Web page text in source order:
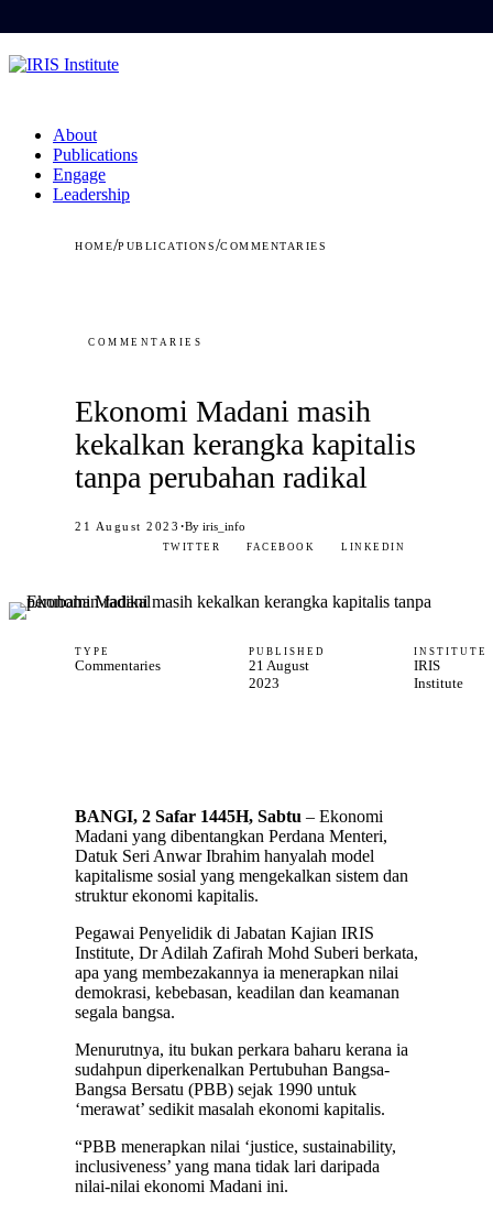
About
Publications
Engage
Leadership
HOME/PUBLICATIONS/COMMENTARIES
COMMENTARIES
Ekonomi Madani masih
kekalkan kerangka kapitalis
tanpa perubahan radikal
21 August 2023 ·By iris_info
TWITTER FACEBOOK LINKEDIN
TYPE
Commentaries
PUBLISHED
21 August
2023
INSTITUTE
IRIS
Institute
BANGI, 2 Safar 1445H, Sabtu – Ekonomi
Madani yang dibentangkan Perdana Menteri,
Datuk Seri Anwar Ibrahim hanyalah model
kapitalisme sosial yang mengekalkan sistem dan
struktur ekonomi kapitalis.
Pegawai Penyelidik di Jabatan Kajian IRIS
Institute, Dr Adilah Zafirah Mohd Suberi berkata,
apa yang membezakannya ia menerapkan nilai
demokrasi, kebebasan, keadilan dan keamanan
segala bangsa.
Menurutnya, itu bukan perkara baharu kerana ia
sudahpun diperkenalkan Pertubuhan Bangsa-
Bangsa Bersatu (PBB) sejak 1990 untuk
‘merawat’ sedikit masalah ekonomi kapitalis.
“PBB menerapkan nilai ‘justice, sustainability,
inclusiveness’ yang mana tidak lari daripada
nilai-nilai ekonomi Madani ini.